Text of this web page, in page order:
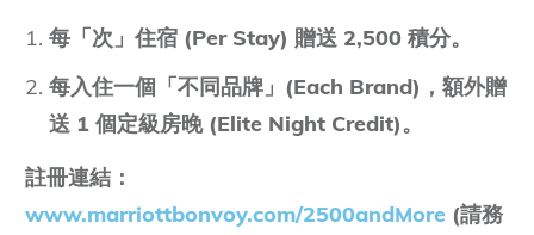
每「次」住宿 (Per Stay) 贈送 2,500 積分。
每入住一個「不同品牌」(Each Brand)，額外贈
送 1 個定級房晚 (Elite Night Credit)。
註冊連結：
www.marriottbonvoy.com/2500andMore (請務